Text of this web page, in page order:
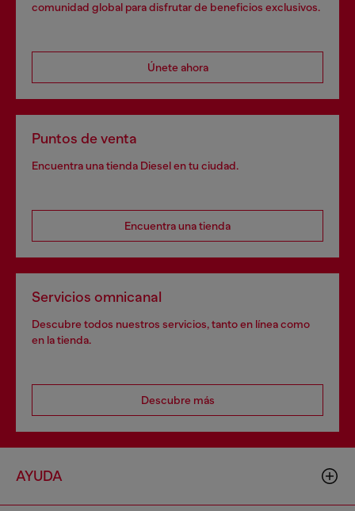
comunidad global para disfrutar de beneficios exclusivos.
Únete ahora
Puntos de venta
Encuentra una tienda Diesel en tu ciudad.
Encuentra una tienda
Servicios omnicanal
Descubre todos nuestros servicios, tanto en línea como
en la tienda.
Descubre más
AYUDA